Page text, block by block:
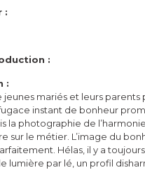
:
:
:
jeunes mariés et leurs
instant de bonheur
la photographie de
sur le métier. L’image du
Hélas, il y a
lumière par lé, un profil